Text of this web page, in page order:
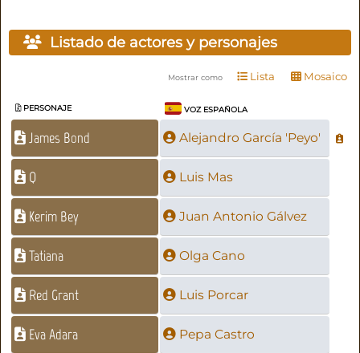
Listado de actores y personajes
Mostrar como Lista Mosaico
PERSONAJE VOZ ESPAÑOLA
James Bond Alejandro García 'Peyo'
Q Luis Mas
Kerim Bey Juan Antonio Gálvez
Tatiana Olga Cano
Red Grant Luis Porcar
Eva Adara Pepa Castro